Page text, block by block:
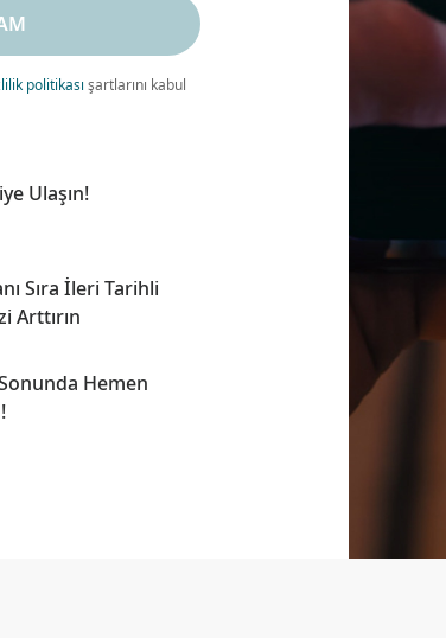
politikası şartlarını kabul
Ulaşın!
Sıra İleri Tarihli
Arttırın
Hemen